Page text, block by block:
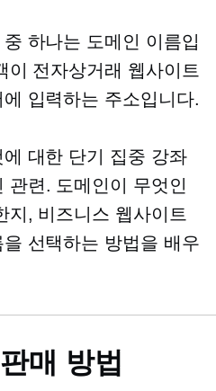
하나는 도메인 이름입
이 전자상거래 웹사이트
입력하는 주소입니다.
대한 단기 집중 강좌
관련. 도메인이 무엇인
지, 비즈니스 웹사이트
선택하는 방법을 배우
매 방법